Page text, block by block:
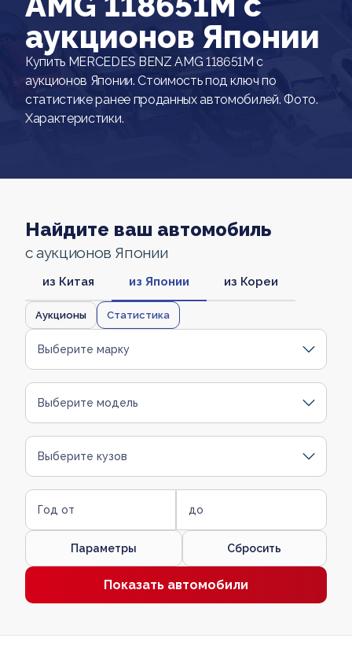
аукционов Японии
Купить MERCEDES BENZ AMG 118651M с
аукционов Японии. Стоимость под ключ по
статистике ранее проданных автомобилей. Фото.
Характеристики.
Найдите ваш автомобиль
с аукционов Японии
из Китая из Японии из Кореи
Аукционы Статистика
Выберите марку
Выберите модель
Выберите кузов
Год от до
Параметры Сбросить
Показать автомобили